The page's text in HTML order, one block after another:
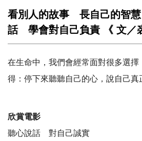
看別人的故事 長自己的智
話 學會對自己負責 《 文／
在生命中，我們會經常面對很多選
得：停下來聽聽自己的心，說自己真
欣賞電影
聽心說話 對自己誠實